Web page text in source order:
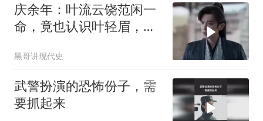
庆余年：叶流云饶范闲一
命，竟也认识叶轻眉，下
黑哥讲现代史
武警扮演的恐怖份子，需
要抓起来